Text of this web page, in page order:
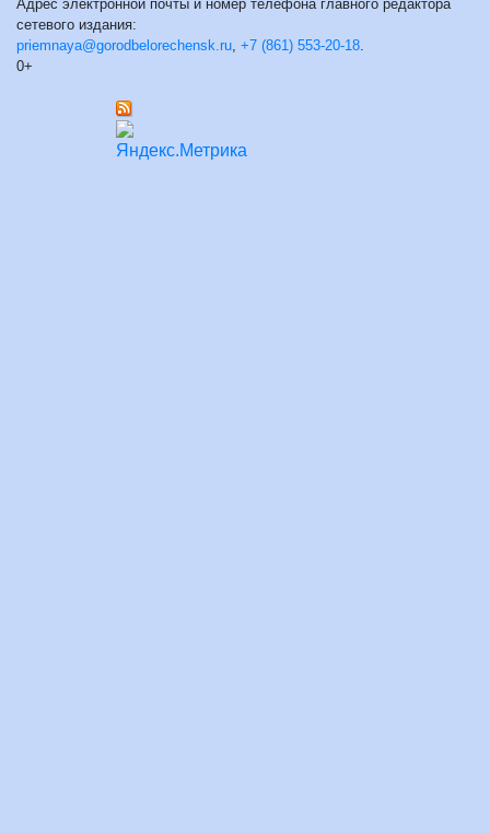
Адрес электронной почты и номер телефона главного редактора
сетевого издания:
priemnaya@gorodbelorechensk.ru, +7 (861) 553-20-18.
0+